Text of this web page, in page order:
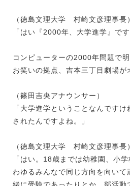
（徳島文理大学 村崎文彦理事長）
「はい『2000年、大学進学』です
コンピューターの2000年問題で
お笑いの拠点、吉本三丁目劇場が
（篠田吉央アナウンサー）
「大学進学ということなんです
されたんですよね。」
（徳島文理大学 村崎文彦理事長）
「はい。18歳までは幼稚園、小
わゆるみんなで同じ方向を向い
緒に受験であったりとか、部活動